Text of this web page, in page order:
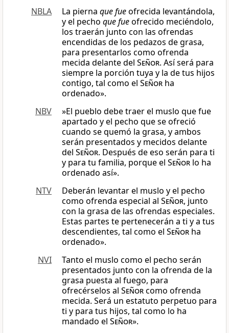
NBLA
La pierna que fueofrecida levantándola,
y el pecho que fueofrecido meciéndolo,
los traerán junto con las ofrendas
encendidas de los pedazos de grasa,
para presentarlos como ofrenda
mecida delante del Señor. Así será para
siempre la porción tuya y la de tus hijos
contigo, tal como el Señor ha
ordenado».
NBV
»El pueblo debe traer el muslo que fue
apartado y el pecho que se ofreció
cuando se quemó la grasa, y ambos
serán presentados y mecidos delante
del Señor. Después de eso serán para ti
y para tu familia, porque el Señor lo ha
ordenado así».
NTV
Deberán levantar el muslo y el pecho
como ofrenda especial al Señor, junto
con la grasa de las ofrendas especiales.
Estas partes te pertenecerán a ti y a tus
descendientes, tal como el Señor ha
ordenado».
NVI
Tanto el muslo como el pecho serán
presentados junto con la ofrenda de la
grasa puesta al fuego, para
ofrecérselos al Señorcomo ofrenda
mecida. Será un estatuto perpetuo para
ti y para tus hijos, tal como lo ha
mandado el Señor».